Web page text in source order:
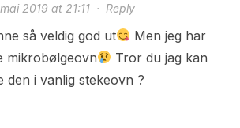
2019 at 21:11· Reply
så veldig god ut
Men jeg har
mikrobølgeovn
Tror du jag kan
den i vanlig stekeovn ?